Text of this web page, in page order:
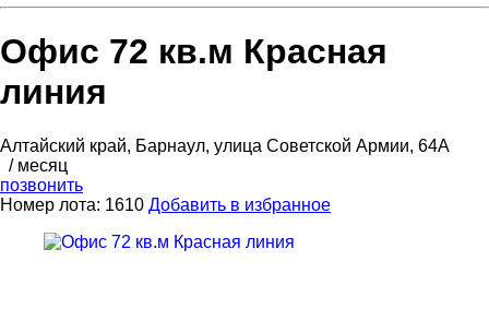
Офис 72 кв.м Красная
линия
Алтайский край, Барнаул, улица Советской Армии, 64А
/ месяц
позвонить
Номер лота: 1610 Добавить в избранное